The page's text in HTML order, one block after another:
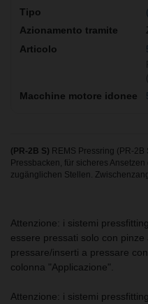
(PR-2B S) REMS Pressring (PR-2B
Pressbacken, für sicheres
zugänglichen Stellen.
Attenzione: i sistemi
essere pressati solo con
pressare/inserti a pressare
colonna "Applicazione".
Attenzione: i sistemi